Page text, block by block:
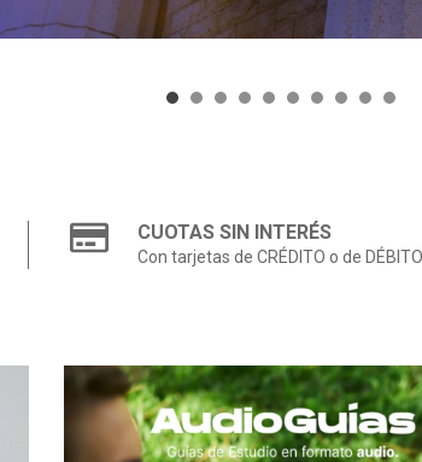
CUOTAS SIN INTERÉS
Con tarjetas de CRÉDITO o de DÉBITO